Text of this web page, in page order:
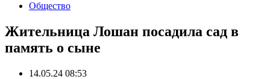
Общество
Жительница Лошан посадила сад в
память о сыне
14.05.24 08:53